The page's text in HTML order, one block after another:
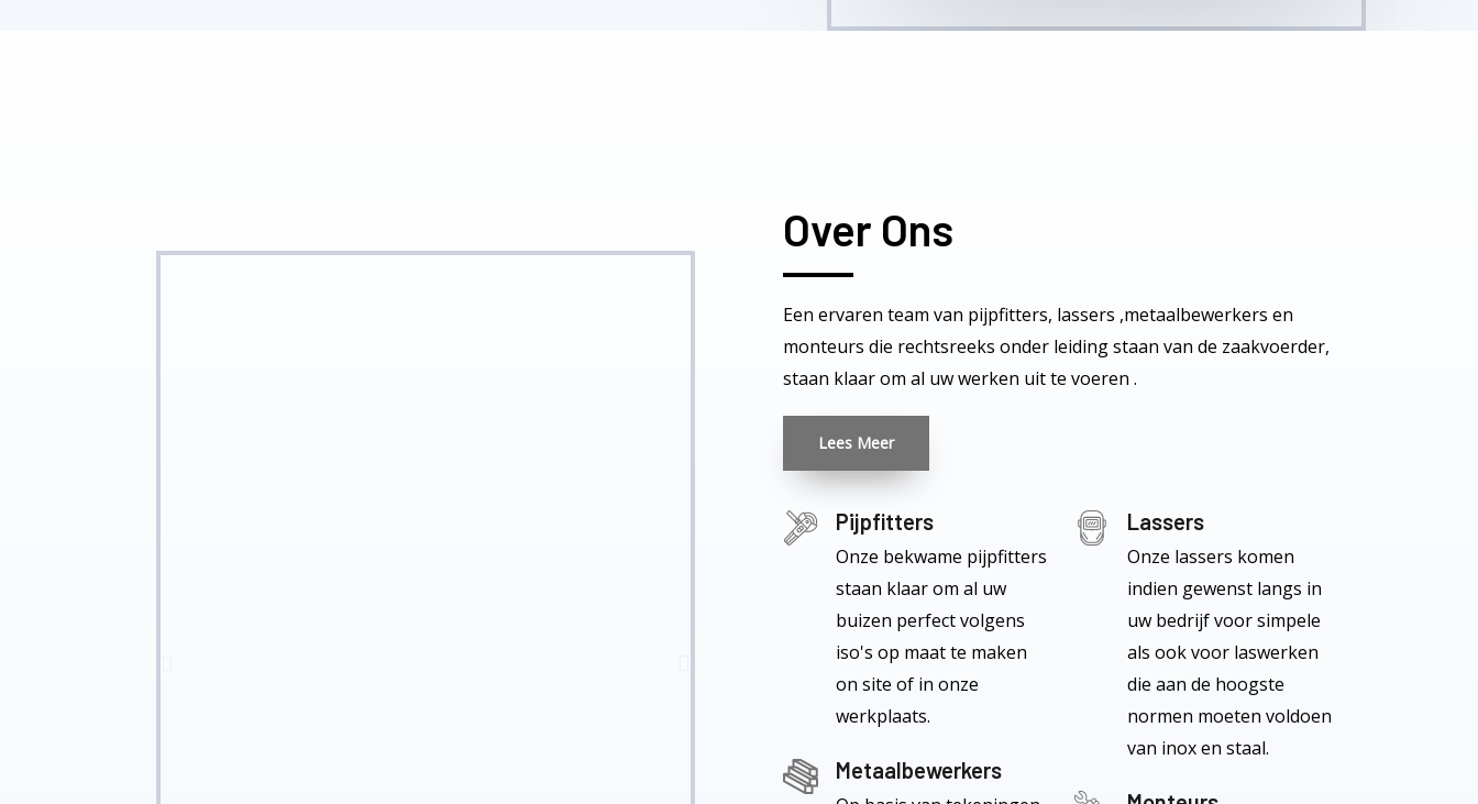
Over Ons
Een ervaren team van pijpfitters, lassers ,metaalbewerkers en
monteurs die rechtsreeks onder leiding staan van de zaakvoerder,
staan klaar om al uw werken uit te voeren .
Lees Meer
Pijpfitters
Onze bekwame pijpfitters
staan klaar om al uw
buizen perfect volgens
iso's op maat te maken
on site of in onze
werkplaats.
Metaalbewerkers
Lassers
Onze lassers komen
indien gewenst langs in
uw bedrijf voor simpele
als ook voor laswerken
die aan de hoogste
normen moeten voldoen
van inox en staal.